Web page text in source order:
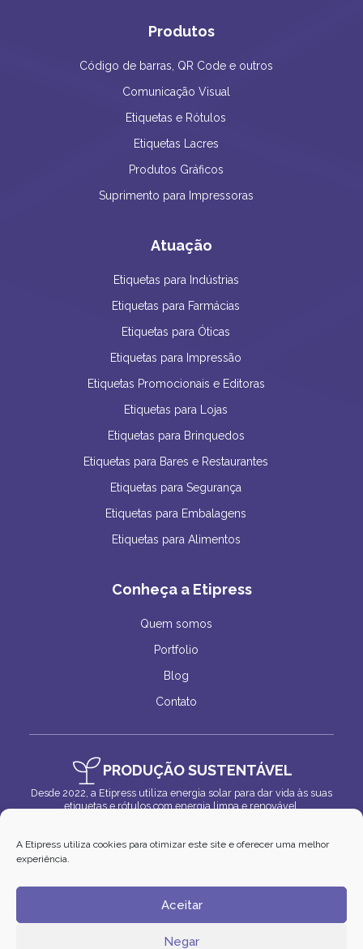
A Etipress utiliza cookies para otimizar este site e oferecer uma melhor
experiência.
Aceitar
Negar
Produtos
Código de barras, QR Code e outros
Comunicação Visual
Etiquetas e Rótulos
Etiquetas Lacres
Produtos Gráficos
Suprimento para Impressoras
Atuação
Etiquetas para Indústrias
Etiquetas para Farmácias
Etiquetas para Óticas
Etiquetas para Impressão
Etiquetas Promocionais e Editoras
Etiquetas para Lojas
Etiquetas para Brinquedos
Etiquetas para Bares e Restaurantes
Etiquetas para Segurança
Etiquetas para Embalagens
Etiquetas para Alimentos
Conheça a Etipress
Quem somos
Portfolio
Blog
Contato
PRODUÇÃO SUSTENTÁVEL
Desde 2022, a Etipress utiliza energia solar para dar vida às suas
etiquetas e rótulos com energia limpa e renovável.